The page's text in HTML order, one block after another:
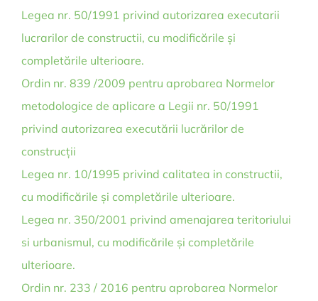
Legea nr. 50/1991 privind autorizarea executarii
lucrarilor de constructii, cu modificările și
completările ulterioare.
Ordin nr. 839 /2009 pentru aprobarea Normelor
metodologice de aplicare a Legii nr. 50/1991
privind autorizarea executării lucrărilor de
construcții
Legea nr. 10/1995 privind calitatea in constructii,
cu modificările și completările ulterioare.
Legea nr. 350/2001 privind amenajarea teritoriului
si urbanismul, cu modificările și completările
ulterioare.
Ordin nr. 233 / 2016 pentru aprobarea Normelor